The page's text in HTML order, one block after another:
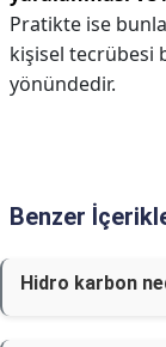
Pratikte ise
kişisel tecrübesi
yönündedir.
Benzer
Hidro karbon